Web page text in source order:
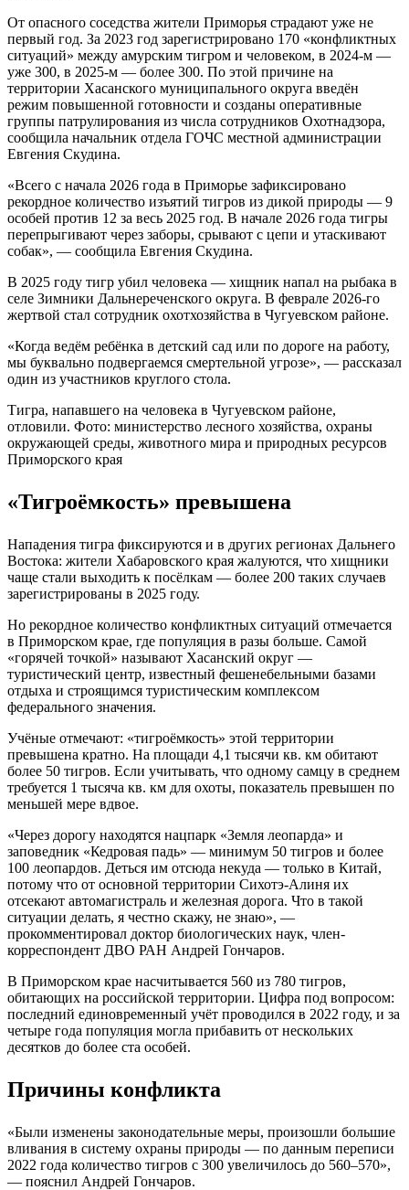
От опасного соседства жители Приморья страдают уже не
первый год. За 2023 год зарегистрировано 170 «конфликтных
ситуаций» между амурским тигром и человеком, в 2024-м —
уже 300, в 2025-м — более 300. По этой причине на
территории Хасанского муниципального округа введён
режим повышенной готовности и созданы оперативные
группы патрулирования из числа сотрудников Охотнадзора,
сообщила начальник отдела ГОЧС местной администрации
Евгения Скудина.
«Всего с начала 2026 года в Приморье зафиксировано
рекордное количество изъятий тигров из дикой природы — 9
особей против 12 за весь 2025 год. В начале 2026 года тигры
перепрыгивают через заборы, срывают с цепи и утаскивают
собак», — сообщила Евгения Скудина.
В 2025 году тигр убил человека — хищник напал на рыбака в
селе Зимники Дальнереченского округа. В феврале 2026-го
жертвой стал сотрудник охотхозяйства в Чугуевском районе.
«Когда ведём ребёнка в детский сад или по дороге на работу,
мы буквально подвергаемся смертельной угрозе», — рассказал
один из участников круглого стола.
Тигра, напавшего на человека в Чугуевском районе,
отловили. Фото: министерство лесного хозяйства, охраны
окружающей среды, животного мира и природных ресурсов
Приморского края
«Тигроёмкость» превышена
Нападения тигра фиксируются и в других регионах Дальнего
Востока: жители Хабаровского края жалуются, что хищники
чаще стали выходить к посёлкам — более 200 таких случаев
зарегистрированы в 2025 году.
Но рекордное количество конфликтных ситуаций отмечается
в Приморском крае, где популяция в разы больше. Самой
«горячей точкой» называют Хасанский округ —
туристический центр, известный фешенебельными базами
отдыха и строящимся туристическим комплексом
федерального значения.
Учёные отмечают: «тигроёмкость» этой территории
превышена кратно. На площади 4,1 тысячи кв. км обитают
более 50 тигров. Если учитывать, что одному самцу в среднем
требуется 1 тысяча кв. км для охоты, показатель превышен по
меньшей мере вдвое.
«Через дорогу находятся нацпарк «Земля леопарда» и
заповедник «Кедровая падь» — минимум 50 тигров и более
100 леопардов. Деться им отсюда некуда — только в Китай,
потому что от основной территории Сихотэ-Алиня их
отсекают автомагистраль и железная дорога. Что в такой
ситуации делать, я честно скажу, не знаю», —
прокомментировал доктор биологических наук, член-
корреспондент ДВО РАН Андрей Гончаров.
В Приморском крае насчитывается 560 из 780 тигров,
обитающих на российской территории. Цифра под вопросом:
последний единовременный учёт проводился в 2022 году, и за
четыре года популяция могла прибавить от нескольких
десятков до более ста особей.
Причины конфликта
«Были изменены законодательные меры, произошли большие
вливания в систему охраны природы — по данным переписи
2022 года количество тигров с 300 увеличилось до 560–570»,
— пояснил Андрей Гончаров.